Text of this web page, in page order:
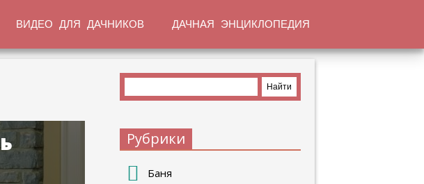
ВИДЕО ДЛЯ ДАЧНИКОВ ДАЧНАЯ ЭНЦИКЛОПЕДИЯ
Рубрики
Баня